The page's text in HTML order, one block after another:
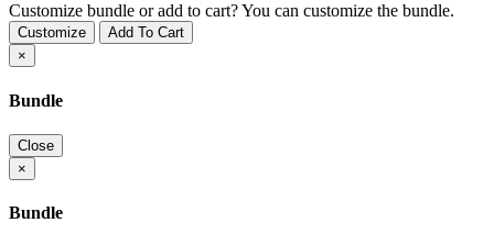
Customize bundle or add to cart?You can customize the bundle.
Customize
Add To Cart
×
Bundle
Close
×
Bundle